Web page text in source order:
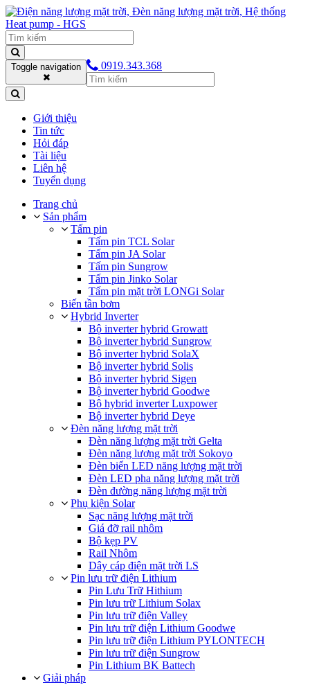
Toggle navigation 0919.343.368
Giới thiệu
Tin tức
Hỏi đáp
Tài liệu
Liên hệ
Tuyển dụng
Trang chủ
Sản phẩm
Tấm pin
Tấm pin TCL Solar
Tấm pin JA Solar
Tấm pin Sungrow
Tấm pin Jinko Solar
Tấm pin mặt trời LONGi Solar
Biến tần bơm
Hybrid Inverter
Bộ inverter hybrid Growatt
Bộ inverter hybrid Sungrow
Bộ inverter hybrid SolaX
Bộ inverter hybrid Solis
Bộ inverter hybrid Sigen
Bộ inverter hybrid Goodwe
Bộ hybrid inverter Luxpower
Bộ inverter hybrid Deye
Đèn năng lượng mặt trời
Đèn năng lượng mặt trời Gelta
Đèn năng lượng mặt trời Sokoyo
Đèn biển LED năng lượng mặt trời
Đèn LED pha năng lượng mặt trời
Đèn đường năng lượng mặt trời
Phụ kiện Solar
Sạc năng lượng mặt trời
Giá đỡ rail nhôm
Bộ kẹp PV
Rail Nhôm
Dây cáp điện mặt trời LS
Pin lưu trữ điện Lithium
Pin Lưu Trữ Hithium
Pin lưu trữ Lithium Solax
Pin lưu trữ điện Valley
Pin lưu trữ điện Lithium Goodwe
Pin lưu trữ điện Lithium PYLONTECH
Pin lưu trữ điện Sungrow
Pin Lithium BK Battech
Giải pháp